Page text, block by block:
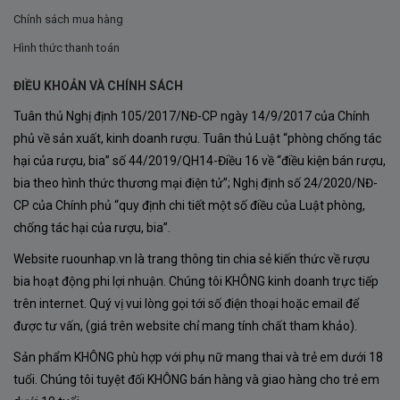
Quá trình ủ giúp làm mềm cấu trúc tannin,
tạo chiều sâu và độ tròn vị cho rượu.
Pha trộn và hoàn thiện
Sau giai đoạn ủ, rượu được nếm thử vàpha trộn tỉ
mỉ bởi nhà làm vang Richard Mattnerđể đạt được
Chai rượu sau đó đượcnghỉ thêm vài tháng trong
hầm mátđể ổn định cấu trúc, giúp hương vị hòa
quyện và mượt mà hơn trước khi đưa ra thị trường.
Chính sách mua hàng
Hình thức thanh toán
ĐIỀU KHOẢN VÀ CHÍNH SÁCH
Tuân thủ Nghị định 105/2017/NĐ-CP ngày 14/9/2017 của Chính
phủ về sản xuất, kinh doanh rượu. Tuân thủ Luật “phòng chống tác
hại của rượu, bia” số 44/2019/QH14-Điều 16 về “điều kiện bán rượu,
bia theo hình thức thương mại điện tử”; Nghị định số 24/2020/NĐ-
CP của Chính phủ “quy định chi tiết một số điều của Luật phòng,
chống tác hại của rượu, bia”.
Website ruounhap.vn là trang thông tin chia sẻ kiến thức về rượu
bia hoạt động phi lợi nhuận. Chúng tôi KHÔNG kinh doanh trực tiếp
trên internet. Quý vị vui lòng gọi tới số điện thoại hoặc email để
được tư vấn, (giá trên website chỉ mang tính chất tham khảo).
Sản phẩm KHÔNG phù hợp với phụ nữ mang thai và trẻ em dưới 18
tuổi. Chúng tôi tuyệt đối KHÔNG bán hàng và giao hàng cho trẻ em